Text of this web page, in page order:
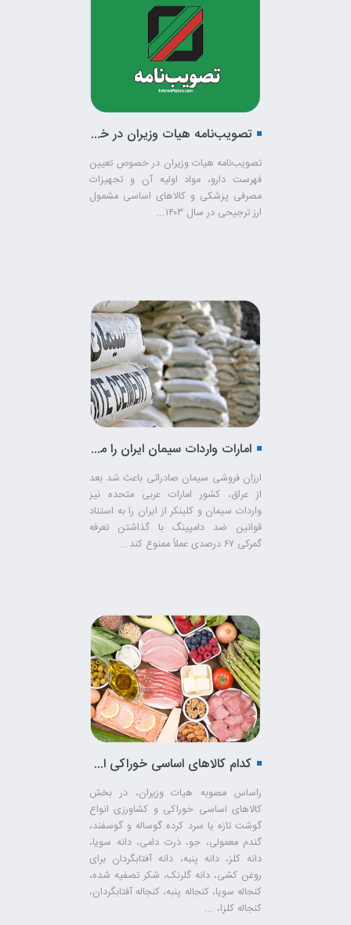
تصویب‌نامه هیات وزیران در خصوص تعیین فهرست دارو
تصویب‌نامه هیات وزیران در خصوص تعیین
فهرست دارو، مواد اولیه آن و تجهیزات
مصرفی پزشکی و کالاهای اساسی مشمول
ارز ترجیحی در سال ۱۴۰۳...
امارات واردات سیمان ایران را ممنوع کرد!
ارزان فروشی سیمان صادراتی باعث شد بعد
از عراق، کشور امارات عربی متحده نیز
واردات سیمان و کلینکر از ایران را به استناد
قوانین ضد دامپینگ با گذاشتن تعرفه
گمرکی ۶۷ درصدی عملاً ممنوع کند...
کدام کالاهای اساسی خوراکی امسال ارز ترجیحی می‌گیرند؟
راساس مصوبه هیات وزیران، در بخش
کالاهای اساسی خوراکی و کشاورزی انواع
گوشت تازه یا سرد کرده گوساله و گوسفند،
گندم معمولی، جو، ذرت دامی، دانه سویا،
دانه کلز، دانه پنبه، دانه آفتابگردان برای
روغن کشی، دانه گلرنک، شکر تصفیه شده،
کنجاله سویا، کنجاله پنبه، کنجاله آفتابگردان،
کنجاله کلزا، ...